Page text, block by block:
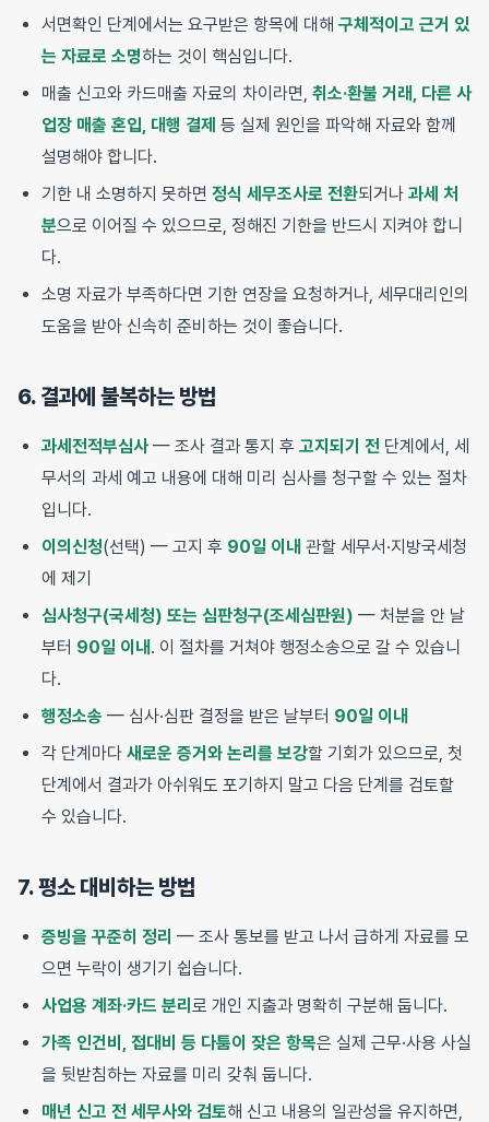
서면확인 단계에서는 요구받은 항목에 대해 구체적이고 근거 있
는 자료로 소명하는 것이 핵심입니다.
매출 신고와 카드매출 자료의 차이라면, 취소·환불 거래, 다른 사
업장 매출 혼입, 대행 결제 등 실제 원인을 파악해 자료와 함께
설명해야 합니다.
기한 내 소명하지 못하면 정식 세무조사로 전환되거나 과세 처
분으로 이어질 수 있으므로, 정해진 기한을 반드시 지켜야 합니
다.
소명 자료가 부족하다면 기한 연장을 요청하거나, 세무대리인의
도움을 받아 신속히 준비하는 것이 좋습니다.
6. 결과에 불복하는 방법
과세전적부심사 — 조사 결과 통지 후 고지되기 전 단계에서, 세
무서의 과세 예고 내용에 대해 미리 심사를 청구할 수 있는 절차
입니다.
이의신청(선택) — 고지 후 90일 이내 관할 세무서·지방국세청
에 제기
심사청구(국세청) 또는 심판청구(조세심판원) — 처분을 안 날
부터 90일 이내. 이 절차를 거쳐야 행정소송으로 갈 수 있습니
다.
행정소송 — 심사·심판 결정을 받은 날부터 90일 이내
각 단계마다 새로운 증거와 논리를 보강할 기회가 있으므로, 첫
단계에서 결과가 아쉬워도 포기하지 말고 다음 단계를 검토할
수 있습니다.
7. 평소 대비하는 방법
증빙을 꾸준히 정리 — 조사 통보를 받고 나서 급하게 자료를 모
으면 누락이 생기기 쉽습니다.
사업용 계좌·카드 분리 로 개인 지출과 명확히 구분해 둡니다.
가족 인건비, 접대비 등 다툼이 잦은 항목은 실제 근무·사용 사실
을 뒷받침하는 자료를 미리 갖춰 둡니다.
매년 신고 전 세무사와 검토해 신고 내용의 일관성을 유지하면,